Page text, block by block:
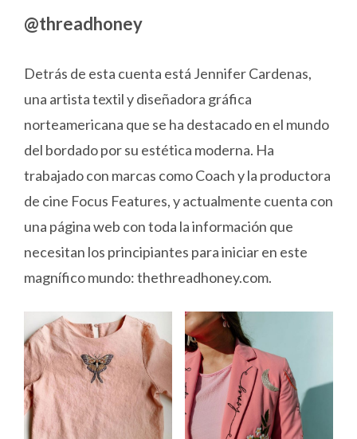
@threadhoney
Detrás de esta cuenta está Jennifer Cardenas,
una artista textil y diseñadora gráfica
norteamericana que se ha destacado en el mundo
del bordado por su estética moderna. Ha
trabajado con marcas como Coach y la productora
de cine Focus Features, y actualmente cuenta con
una página web con toda la información que
necesitan los principiantes para iniciar en este
magnífico mundo: thethreadhoney.com.